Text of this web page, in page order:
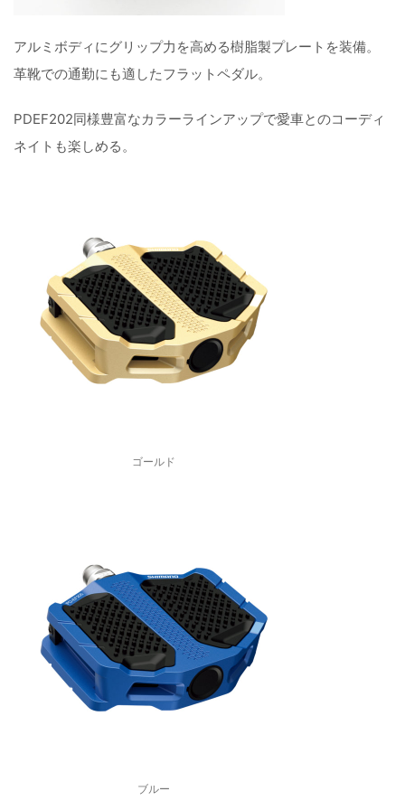
アルミボディにグリップ力を高める樹脂製プレートを装備。
革靴での通勤にも適したフラットペダル。
PDEF202同様豊富なカラーラインアップで愛車とのコーディ
ネイトも楽しめる。
ゴールド
ブルー